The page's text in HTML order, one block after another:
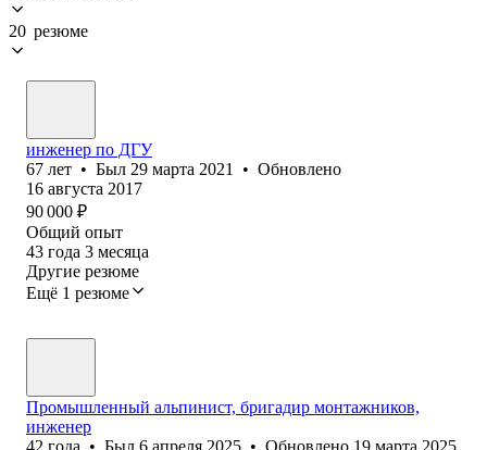
20 резюме
инженер по ДГУ
67 лет • Был 29 марта 2021 • Обновлено
16 августа 2017
90 000 ₽
Общий опыт
43 года 3 месяца
Другие резюме
Ещё 1 резюме
Промышленный альпинист, бригадир монтажников,
инженер
42 года • Был 6 апреля 2025 • Обновлено 19 марта 2025